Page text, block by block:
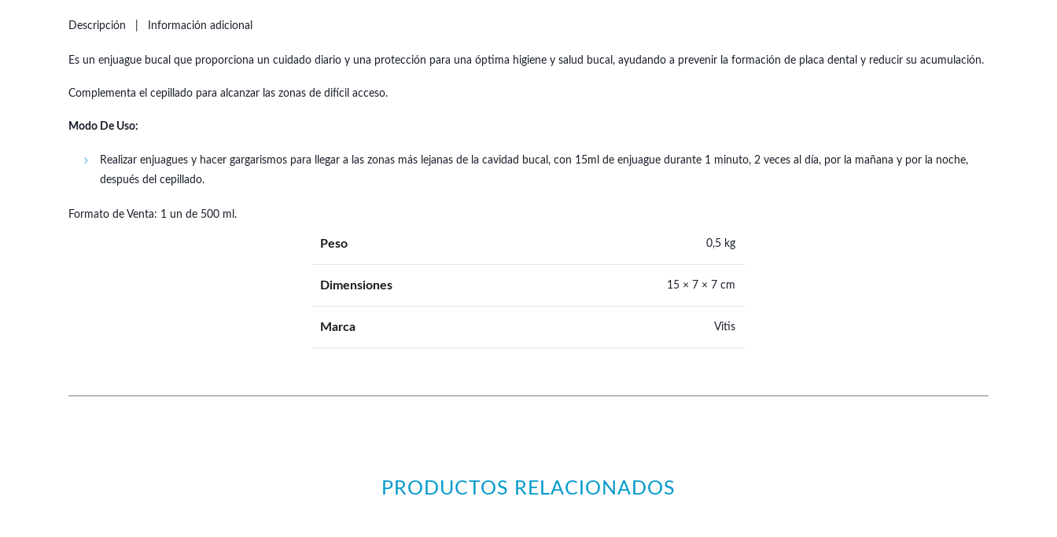
Descripción Información adicional
Es un enjuague bucal que proporciona un cuidado diario y una protección para una óptima higiene y salud bucal, ayudando a prevenir la formación de placa dental y reducir su acumulación.
Complementa el cepillado para alcanzar las zonas de difícil acceso.
Modo De Uso:
Realizar enjuagues y hacer gargarismos para llegar a las zonas más lejanas de la cavidad bucal, con 15ml de enjuague durante 1 minuto, 2 veces al día, por la mañana y por la noche,
después del cepillado.
Formato de Venta: 1 un de 500 ml.
Peso 0,5 kg
Dimensiones 15 × 7 × 7 cm
Marca Vitis
PRODUCTOS RELACIONADOS